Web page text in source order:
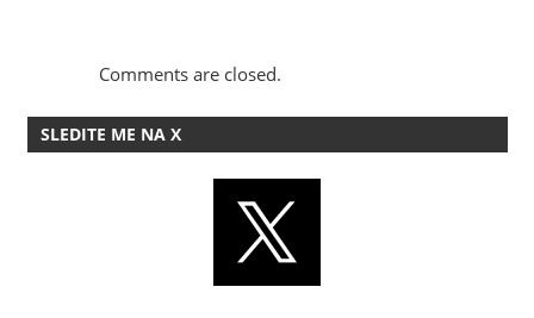
Comments are closed.
SLEDITE ME NA X